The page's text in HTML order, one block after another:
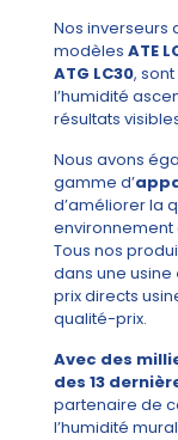
Nos inverseurs
modèles ATE
ATG LC30,
l’humidité
résultats
Nous avons
gamme d’
d’améliorer la
environnement
Tous nos
dans une usine
prix directs
qualité-prix.
Avec des
des 13
partenaire de
l’humidité